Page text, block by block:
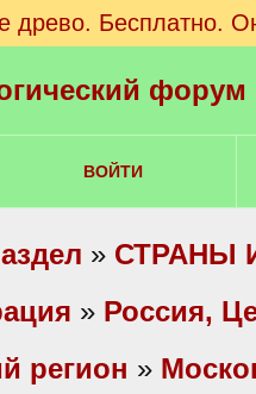
древо. Бесплатно.
ВОЙТИ
» СТРАНЫ
» Россия,
регион »